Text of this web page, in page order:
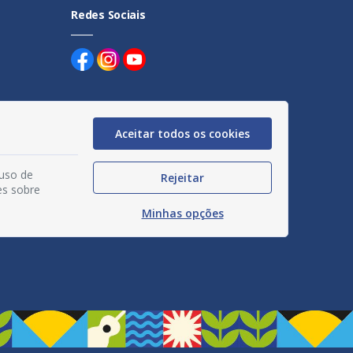
Redes Sociais
de
sobre
Aceitar todos os cookies
Rejeitar
Minhas opções